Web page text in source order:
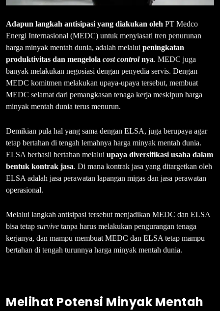
Adapun langkah antisipasi yang diakukan oleh PT Medco
Energi Internasional (MEDC) untuk menyiasati tren penurunan
harga minyak mentah dunia, adalah melalui peningkatan
produktivitas dan mengelola cost controlnya. MEDC juga
banyak melakukan negosiasi dengan penyedia servis. Dengan
MEDC komitmen melakukan upaya-upaya tersebut, membuat
MEDC selamat dari pemangkasan tenaga kerja meskipun harga
minyak mentah dunia terus menurun.
Demikian pula hal yang sama dengan ELSA, juga berupaya agar
tetap bertahan di tengah lemahnya harga minyak mentah dunia.
ELSA berhasil bertahan melalui upaya diversifikasi usaha dalam
bentuk kontrak jasa. Di mana kontrak jasa yang ditargetkan oleh
ELSA adalah jasa perawatan lapangan migas dan jasa perawatan
operasional.
Melalui langkah antisipasi tersebut menjadikan MEDC dan ELSA
bisa tetap survive tanpa harus melakukan pengurangan tenaga
kerjanya, dan mampu membuat MEDC dan ELSA tetap mampu
bertahan di tengah turunnya harga minyak mentah dunia.
Melihat Potensi Minyak Mentah